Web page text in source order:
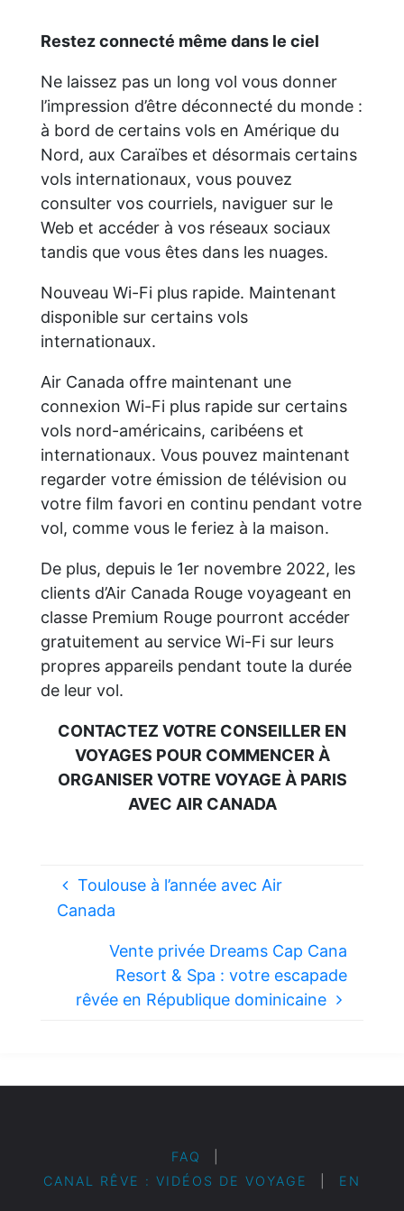
Restez connecté même dans le ciel
Ne laissez pas un long vol vous donner
l’impression d’être déconnecté du monde :
à bord de certains vols en Amérique du
Nord, aux Caraïbes et désormais certains
vols internationaux, vous pouvez
consulter vos courriels, naviguer sur le
Web et accéder à vos réseaux sociaux
tandis que vous êtes dans les nuages.
Nouveau Wi-Fi plus rapide. Maintenant
disponible sur certains vols
internationaux.
Air Canada offre maintenant une
connexion Wi-Fi plus rapide sur certains
vols nord-américains, caribéens et
internationaux. Vous pouvez maintenant
regarder votre émission de télévision ou
votre film favori en continu pendant votre
vol, comme vous le feriez à la maison.
De plus, depuis le 1er novembre 2022, les
clients d’Air Canada Rouge voyageant en
classe Premium Rouge pourront accéder
gratuitement au service Wi-Fi sur leurs
propres appareils pendant toute la durée
de leur vol.
CONTACTEZ VOTRE CONSEILLER EN
VOYAGES POUR COMMENCER À
ORGANISER VOTRE VOYAGE À PARIS
AVEC AIR CANADA
Toulouse à l’année avec Air
Canada
Vente privée Dreams Cap Cana
Resort & Spa : votre escapade
rêvée en République dominicaine
FAQ
CANAL RÊVE : VIDÉOS DE VOYAGE
EN